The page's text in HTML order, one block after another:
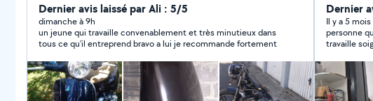
même filière et je peux vous aider pour plusieurs
choses comme tout se qui et jardinage ou encore pour
des déménagements ou entretien sur moto ou vélo
comme vidange plus changement de filtre nettoyage
carbu changement de pièce changement plaquette de
frein ect ect... Je fais tous sa contre un petit billet pour
financer ma mobylette et mon bsr je suis dispo le
Dernier avis laissé par Ali : 5/5
dimanche à 9h
un jeune qui travaille convenablement et très minutieux dans
tous ce qu'il entreprend bravo a lui je recommande fortement
placard ,
cyclo , je
de votre
a
Dernier
Il y a 5 mois
personne
travaille
d'une
Michel